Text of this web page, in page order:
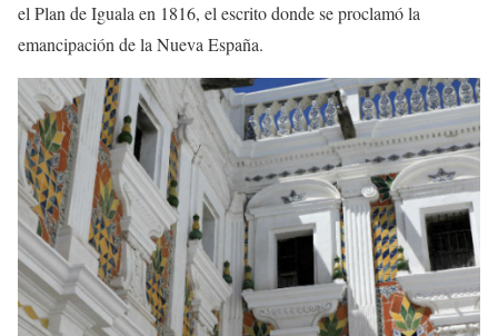
el Plan de Iguala en 1816, el escrito donde se proclamó la
emancipación de la Nueva España.